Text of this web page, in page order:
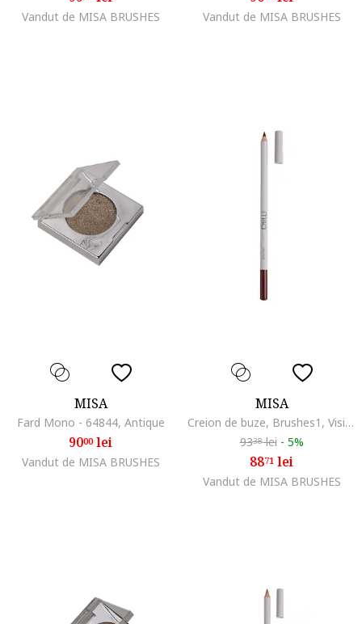
Vandut de MISA BRUSHES Vandut de MISA BRUSHES
MISA
Fard Mono - 64844, Antique
9000lei
Vandut de MISA BRUSHES
MISA
Creion de buze, Brushes1, Visiniu
9338lei - 5%
8871 lei
Vandut de MISA BRUSHES